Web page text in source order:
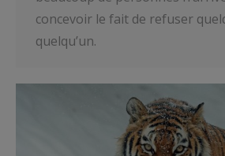
concevoir le fait de refuser
quelqu’un.